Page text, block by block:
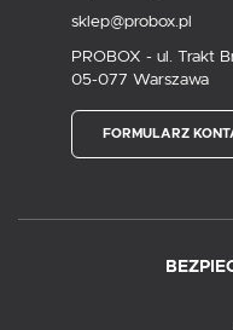
sklep@probox.pl
PROBOX - ul. Trakt
05-077 Warszawa
FORMULARZ